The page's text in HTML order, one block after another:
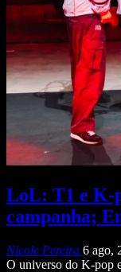
LoL: T1 e K-
campanha;
Nicole Pereira 6 ago,
O universo do K-pop